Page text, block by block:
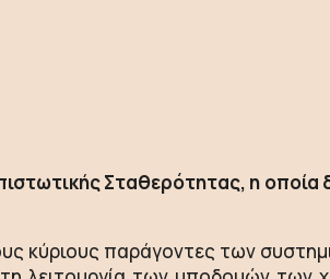
Σταθερότητας, η οποία
κύριους παράγοντες των